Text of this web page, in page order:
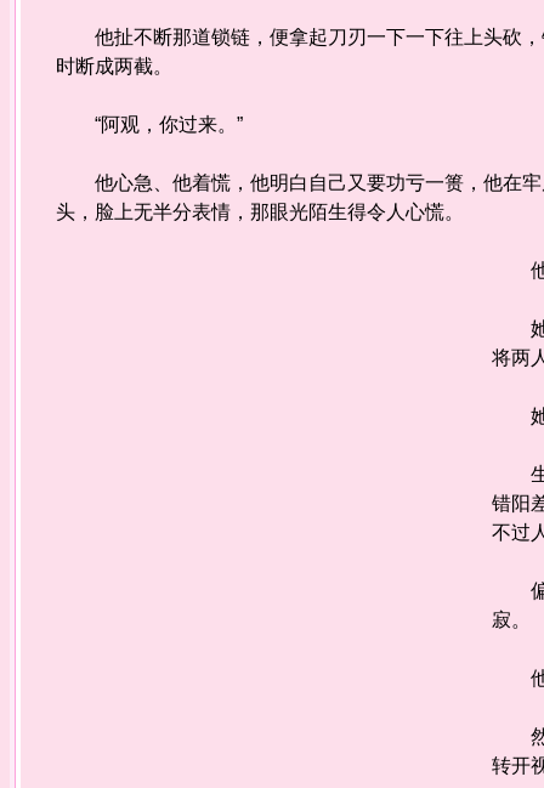
他扯不断那道锁链，便拿起刀刃一下一下往上头砍，
时断成两截。
“阿观，你过来。”
他心急、他着慌，他明白自己又要功亏一篑，他在牢
头，脸上无半分表情，那眼光陌生得令人心慌。
他
她
将两
她
生
错阳
不过
偏
寂。
他
然
转开